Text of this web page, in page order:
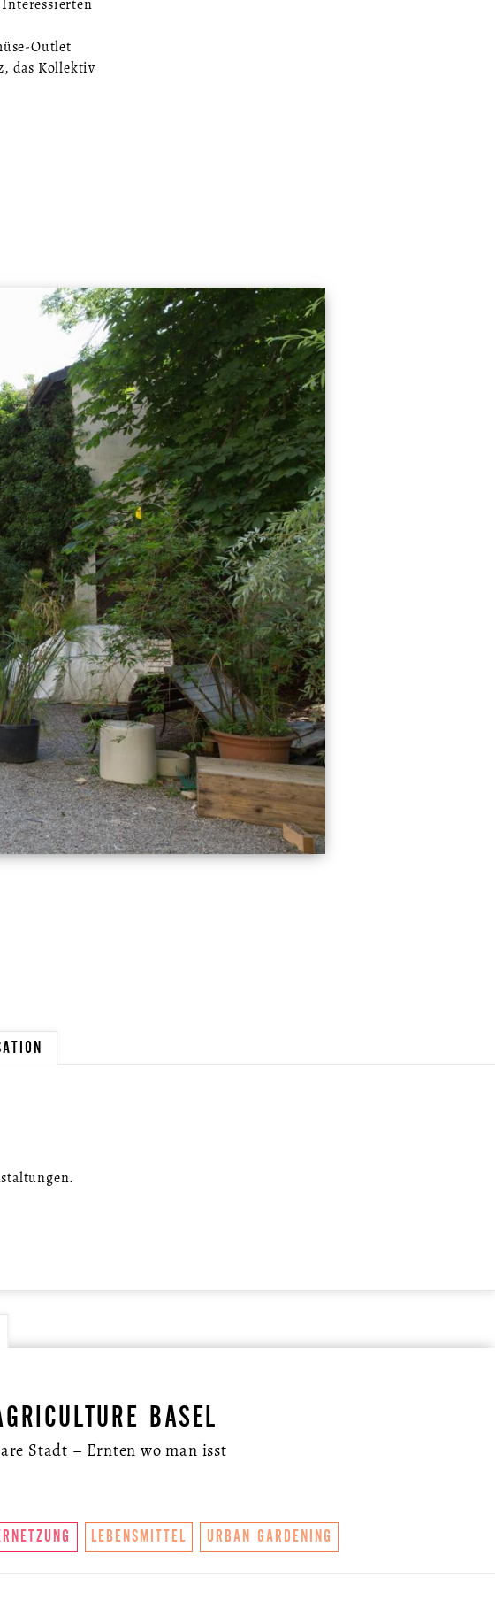
Outlet
das Kollektiv
BASEL
Stadt – Ernten wo man isst
LEBENSMITTEL URBAN GARDENING